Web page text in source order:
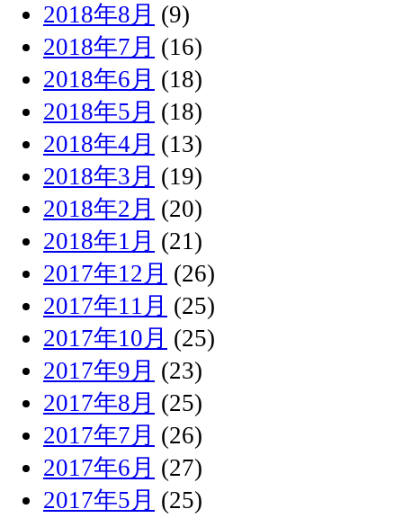
2018年8月 (9)
2018年7月 (16)
2018年6月 (18)
2018年5月 (18)
2018年4月 (13)
2018年3月 (19)
2018年2月 (20)
2018年1月 (21)
2017年12月 (26)
2017年11月 (25)
2017年10月 (25)
2017年9月 (23)
2017年8月 (25)
2017年7月 (26)
2017年6月 (27)
2017年5月 (25)